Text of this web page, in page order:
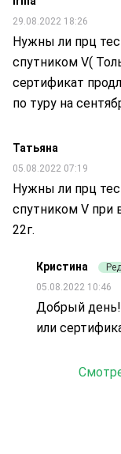
29.08.2022 18:26
Нужны ли прц
спутником V(
сертификат
по туру на
Татьяна
05.08.2022 07:19
Нужны ли прц
спутником V при
22г.
Кристина
05.08.2022 10:46
Добрый
или